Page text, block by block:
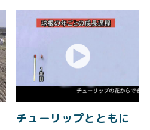
チューリップとともに